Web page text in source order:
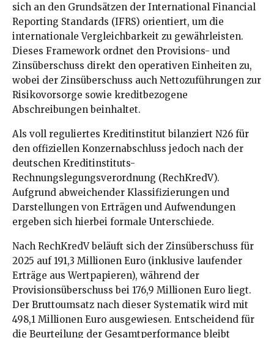
sich an den Grundsätzen der International Financial
Reporting Standards (IFRS) orientiert, um die
internationale Vergleichbarkeit zu gewährleisten.
Dieses Framework ordnet den Provisions- und
Zinsüberschuss direkt den operativen Einheiten zu,
wobei der Zinsüberschuss auch Nettozuführungen zur
Risikovorsorge sowie kreditbezogene
Abschreibungen beinhaltet.
Als voll reguliertes Kreditinstitut bilanziert N26 für
den offiziellen Konzernabschluss jedoch nach der
deutschen Kreditinstituts-
Rechnungslegungsverordnung (RechKredV).
Aufgrund abweichender Klassifizierungen und
Darstellungen von Erträgen und Aufwendungen
ergeben sich hierbei formale Unterschiede.
Nach RechKredV beläuft sich der Zinsüberschuss für
2025 auf 191,3 Millionen Euro (inklusive laufender
Erträge aus Wertpapieren), während der
Provisionsüberschuss bei 176,9 Millionen Euro liegt.
Der Bruttoumsatz nach dieser Systematik wird mit
498,1 Millionen Euro ausgewiesen. Entscheidend für
die Beurteilung der Gesamtperformance bleibt